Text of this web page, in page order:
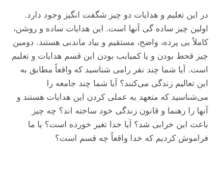
در این تعلیم و هدایات دو چیز شگفت انگیز وجود دارد.
اولین چیز ساده گی آنها است. این هدایات ساده و روشن،
کاملاً بی پرده، واضح، مستقیم و بیاد ماندنی هستند. دومین
چیز قحط بودن و یا کمیابب بودن این قسم هدایات و تعلیم
است. آیا شما چند نفر رامی شناسید که واقعاً مطابق به
این تعالیم زندگی می‌کنند؟ آیا شما چند جامعه را
می‌شناسید که متعهد به عملی کردن این هدایات هستند و
آنها را رهنما و قانون زندگی خود ساخته اند؟ چه چیز
باعث این خرابی شد؟ آیا خدا تغیر خورده است؟ یا ما
فراموش کردیم که خدا واقعاً چه قسم است؟